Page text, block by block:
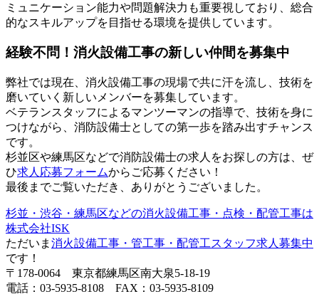
ミュニケーション能力や問題解決力も重要視しており、総合
的なスキルアップを目指せる環境を提供しています。
経験不問！消火設備工事の新しい仲間を募集中
弊社では現在、消火設備工事の現場で共に汗を流し、技術を
磨いていく新しいメンバーを募集しています。
ベテランスタッフによるマンツーマンの指導で、技術を身に
つけながら、消防設備士としての第一歩を踏み出すチャンス
です。
杉並区や練馬区などで消防設備士の求人をお探しの方は、ぜ
ひ求人応募フォームからご応募ください！
最後までご覧いただき、ありがとうございました。
杉並・渋谷・練馬区などの消火設備工事・点検・配管工事は
株式会社ISK
ただいま 消火設備工事・管工事・配管工スタッフ求人募集中
です！
〒178-0064 東京都練馬区南大泉5-18-19
電話：03-5935-8108 FAX：03-5935-8109